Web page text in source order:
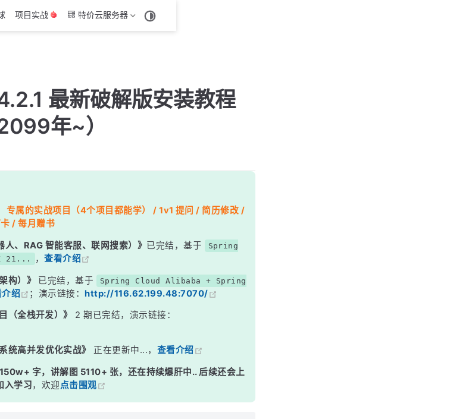
项目实战 特价云服务器
最新破解版安装教程
年~）
专属的实战项目（4个项目都能学） / 1v1 提问 / 简历修改 /
/ 每月赠书
、RAG 智能客服、联网搜索）》 已完结，基于
Spring
21...
，查看介绍
构）》 已完结，基于
Spring Cloud Alibaba + Spring
绍 ；演示链接：http://116.62.199.48:7070/
（全栈开发）》
2 期已完结，演示链接：
统高并发优化实战》 正在更新中...， 查看介绍
字，讲解图 5110+ 张，还在持续爆肝中.. 后续还会上
入学习，欢迎点击围观